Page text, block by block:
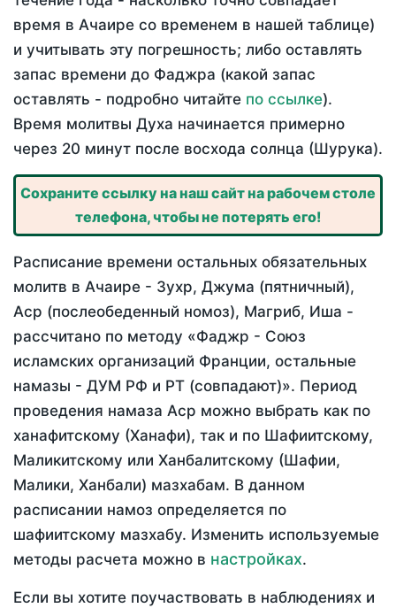
время в Ачаире со временем в нашей таблице)
и учитывать эту погрешность; либо оставлять
запас времени до Фаджра (какой запас
оставлять - подробно читайте по ссылке).
Время молитвы Духа начинается примерно
через 20 минут после восхода солнца (Шурука).
Сохраните ссылку на наш сайт на рабочем столе
телефона, чтобы не потерять его!
Расписание времени остальных обязательных
молитв в Ачаире - Зухр, Джума (пятничный),
Аср (послеобеденный номоз), Магриб, Иша -
рассчитано по методу «Фаджр - Союз
исламских организаций Франции, остальные
намазы - ДУМ РФ и РТ (совпадают)». Период
проведения намаза Аср можно выбрать как по
ханафитскому (Ханафи), так и по Шафиитскому,
Маликитскому или Ханбалитскому (Шафии,
Малики, Ханбали) мазхабам. В данном
расписании намоз определяется по
шафиитскому мазхабу. Изменить используемые
методы расчета можно в настройках.
Если вы хотите поучаствовать в наблюдениях и